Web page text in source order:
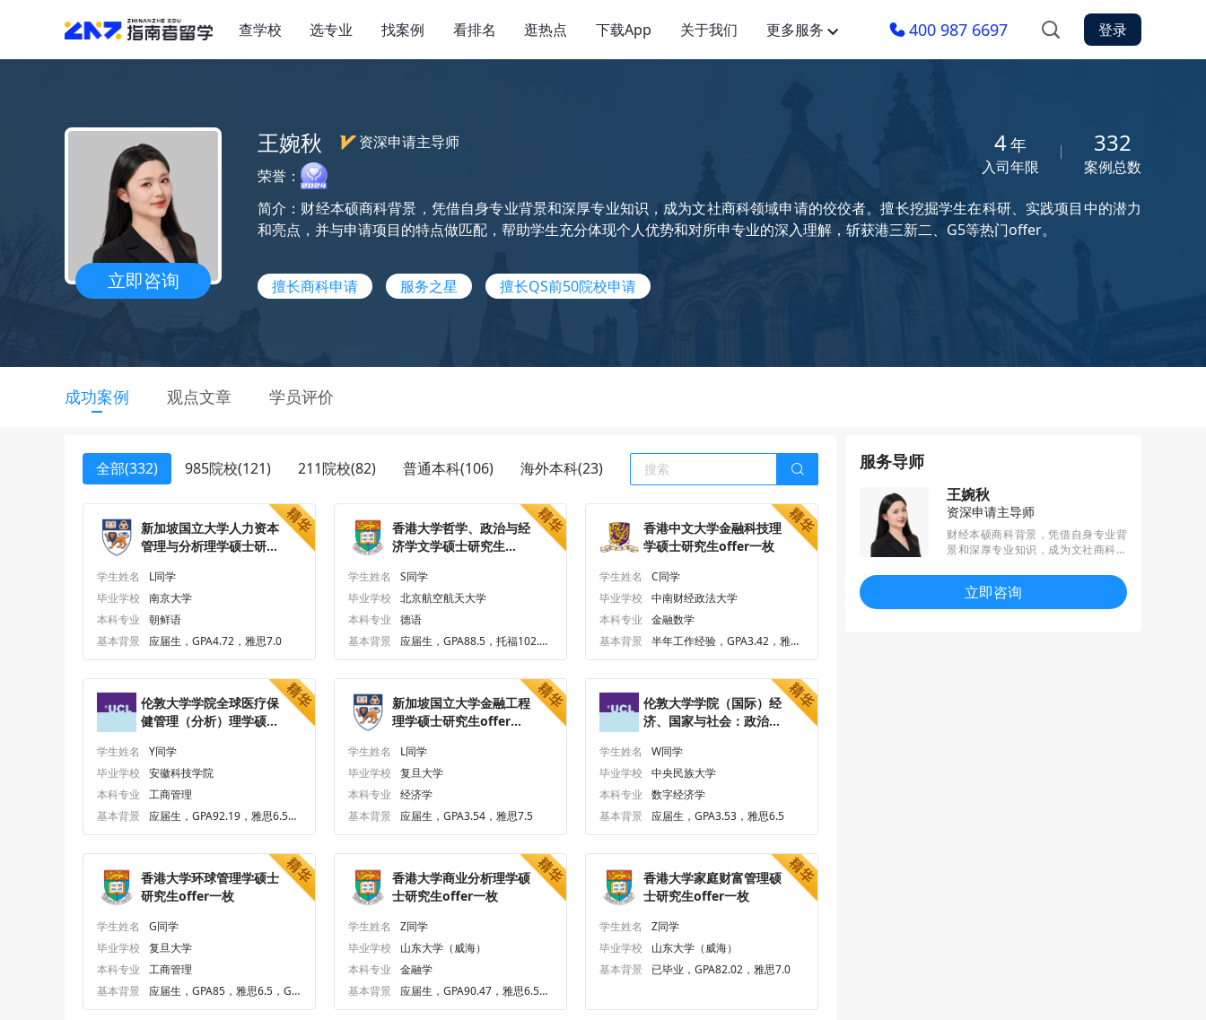
查学校 选专业 找案例 看排名 逛热点 下载App 关于我们 更多服务 400 987 6697 登录
立即咨询
王婉秋
资深申请主导师
荣誉：
4年
入司年限
332
案例总数
简介：财经本硕商科背景，凭借自身专业背景和深厚专业知识，成为文社商科领域申请的佼佼者。擅长挖掘学生在科研、实践项目中的潜力
和亮点，并与申请项目的特点做匹配，帮助学生充分体现个人优势和对所申专业的深入理解，斩获港三新二、G5等热门offer。
擅长商科申请 服务之星 擅长QS前50院校申请
成功案例 观点文章 学员评价
全部(332) 985院校(121) 211院校(82) 普通本科(106) 海外本科(23)
新加坡国立大学人力资本
管理与分析理学硕士研究
学生姓名
L同学
毕业学校
南京大学
本科专业
朝鲜语
基本背景
应届生，GPA4.72，雅思7.0
香港大学哲学、政治与经
济学文学硕士研究生
学生姓名
S同学
毕业学校
北京航空航天大学
本科专业
德语
基本背景
应届生，GPA88.5，托福102.
香港中文大学金融科技理
学硕士研究生offer一枚
学生姓名
C同学
毕业学校
中南财经政法大学
本科专业
金融数学
基本背景
半年工作经验，GPA3.42，雅思
伦敦大学学院全球医疗保
健管理（分析）理学硕士
学生姓名
Y同学
毕业学校
安徽科技学院
本科专业
工商管理
基本背景
应届生，GPA92.19，雅思6.5、
新加坡国立大学金融工程
理学硕士研究生offer一
学生姓名
L同学
毕业学校
复旦大学
本科专业
经济学
基本背景
应届生，GPA3.54，雅思7.5
伦敦大学学院（国际）经
济、国家与社会：政治与
offer一枚
学生姓名
W同学
毕业学校
中央民族大学
本科专业
数字经济学
基本背景
应届生，GPA3.53，雅思6.5
香港大学环球管理学硕士
研究生offer一枚
学生姓名
G同学
毕业学校
复旦大学
本科专业
工商管理
基本背景
应届生，GPA85，雅思6.5，GR
香港大学商业分析理学硕
士研究生offer一枚
学生姓名
Z同学
毕业学校
山东大学（威海）
本科专业
金融学
基本背景
应届生，GPA90.47，雅思6.5、
香港大学家庭财富管理硕
士研究生offer一枚
学生姓名
Z同学
毕业学校
山东大学（威海）
基本背景
已毕业，GPA82.02，雅思7.0
服务导师
王婉秋
资深申请主导师
财经本硕商科背景，凭借自身专业背
景和深厚专业知识，成为文社商科领
研、实践项目中的潜力和亮点，并与
申请项目的特点做匹配，帮助学生充
分体现个人优势和对所申专业的深入
立即咨询